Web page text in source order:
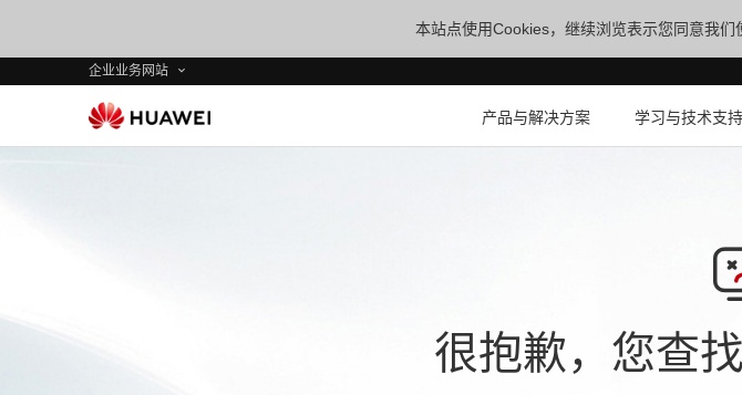
本站点使用Cookies，继续浏览表示您同意我们
企业业务网站
产品与解决方案 学习与技术支持
很抱歉，您查